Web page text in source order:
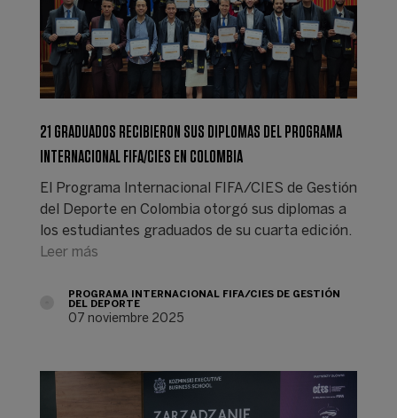
21 GRADUADOS RECIBIERON SUS DIPLOMAS DEL PROGRAMA
INTERNACIONAL FIFA/CIES EN COLOMBIA
El Programa Internacional FIFA/CIES de Gestión
del Deporte en Colombia otorgó sus diplomas a
los estudiantes graduados de su cuarta edición.
Leer más
PROGRAMA INTERNACIONAL FIFA/CIES DE GESTIÓN
DEL DEPORTE
07 noviembre 2025